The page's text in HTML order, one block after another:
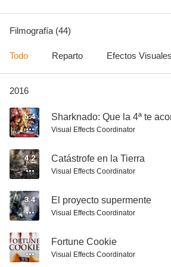
2.7
--
Filmografía (44)
Todo Reparto Efectos Visuales
2016
5.4 Sharknado: Que la 4ª te
Visual Effects Coordinator
4.2 Catástrofe en la Tierra
Visual Effects Coordinator
3.4 El proyecto supermente
Visual Effects Coordinator
-- Fortune Cookie
Visual Effects Coordinator